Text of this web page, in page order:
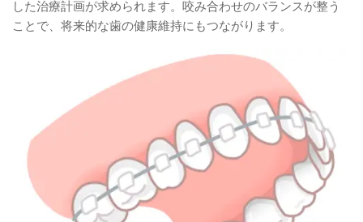
した治療計画が求められます。咬み合わせのバランスが整う
ことで、将来的な歯の健康維持にもつながります。